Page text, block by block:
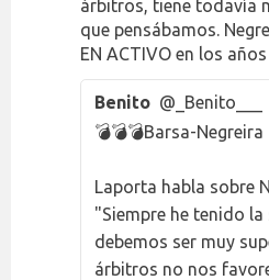
árbitros, tiene todavía
que pensábamos.
EN ACTIVO en los
Benito @_Benito___
💣💣💣Barsa-Negreira
Laporta habla sobre
"Siempre he tenido
debemos ser muy
árbitros no nos